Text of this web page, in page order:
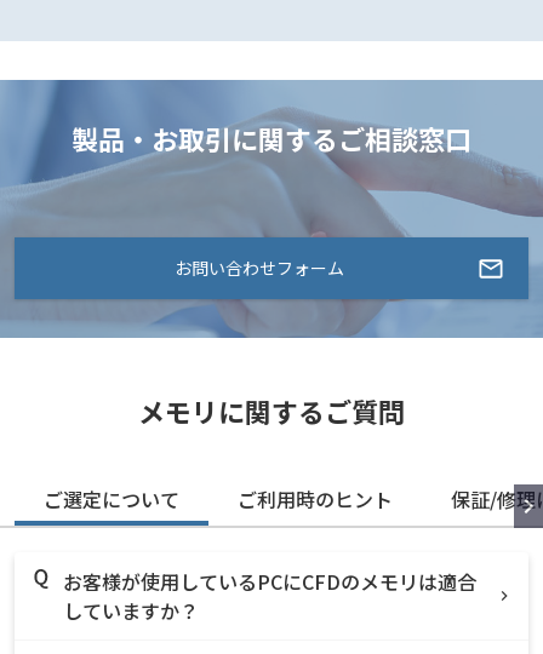
製品・お取引に関するご相談窓口
お問い合わせフォーム
メモリに関するご質問
ご選定について ご利用時のヒント 保証/修理
お客様が使用しているPCにCFDのメモリは適合
していますか？